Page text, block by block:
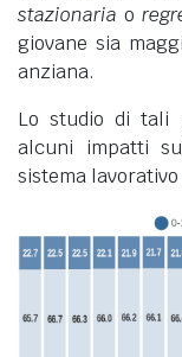
stazionaria o
giovane sia
anziana.
Lo studio di tali
alcuni impatti
sistema